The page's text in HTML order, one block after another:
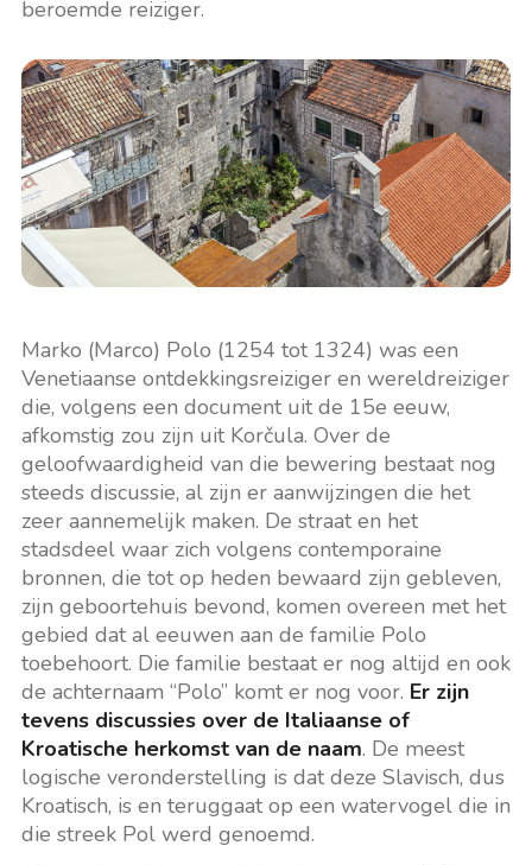
beroemde reiziger.
Marko (Marco) Polo (1254 tot 1324) was een
Venetiaanse ontdekkingsreiziger en wereldreiziger
die, volgens een document uit de 15e eeuw,
afkomstig zou zijn uit Korčula. Over de
geloofwaardigheid van die bewering bestaat nog
steeds discussie, al zijn er aanwijzingen die het
zeer aannemelijk maken. De straat en het
stadsdeel waar zich volgens contemporaine
bronnen, die tot op heden bewaard zijn gebleven,
zijn geboortehuis bevond, komen overeen met het
gebied dat al eeuwen aan de familie Polo
toebehoort. Die familie bestaat er nog altijd en ook
de achternaam “Polo” komt er nog voor. Er zijn
tevens discussies over de Italiaanse of
Kroatische herkomst van de naam. De meest
logische veronderstelling is dat deze Slavisch, dus
Kroatisch, is en teruggaat op een watervogel die in
die streek Pol werd genoemd.